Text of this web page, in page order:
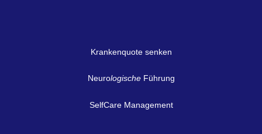
Krankenquote senken
NeurologischeFührung
SelfCare Management